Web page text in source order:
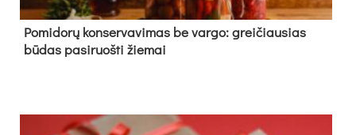
Pomidorų konservavimas be vargo: greičiausias
būdas pasiruošti žiemai